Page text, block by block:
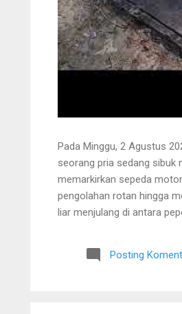
Pada Minggu, 2 Agustus
seorang pria sedang sibuk
memarkirkan sepeda
pengolahan rotan hingga
liar menjulang di antara
Tanaman itu diperkirakan
untuk ditarik dan dipanen.
Posting